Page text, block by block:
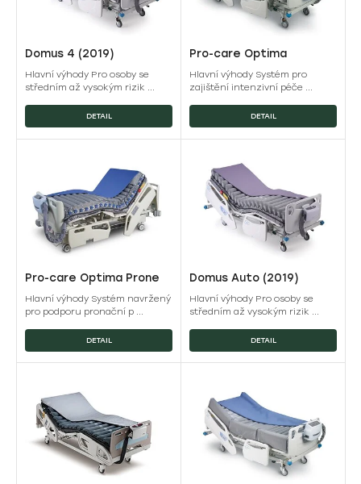
Domus 4 (2019)
Hlavní výhody Pro osoby se
středním až vysokým rizik ...
DETAIL
Pro-care Optima
Hlavní výhody Systém pro
zajištění intenzivní péče ...
DETAIL
Pro-care Optima Prone
Hlavní výhody Systém navržený
pro podporu pronační p ...
DETAIL
Domus Auto (2019)
Hlavní výhody Pro osoby se
středním až vysokým rizik ...
DETAIL